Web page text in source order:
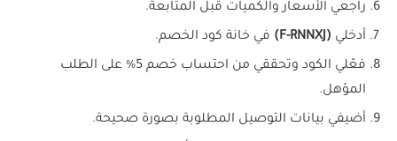
راجعي الأسعار والكميات قبل المتابعة.
أدخلي (F-RNNXJ) في خانة كود الخصم.
فعّلي الكود وتحققي من احتساب خصم 5% على الطلب
المؤهل.
أضيفي بيانات التوصيل المطلوبة بصورة صحيحة.